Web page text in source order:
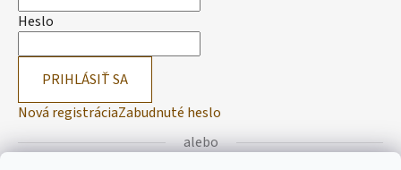
Heslo
PRIHLÁSIŤ SA
Nová registráciaZabudnuté heslo
alebo